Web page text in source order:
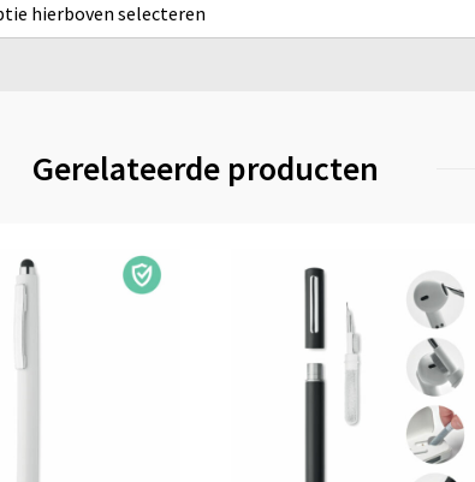
hierboven selecteren
Gerelateerde producten